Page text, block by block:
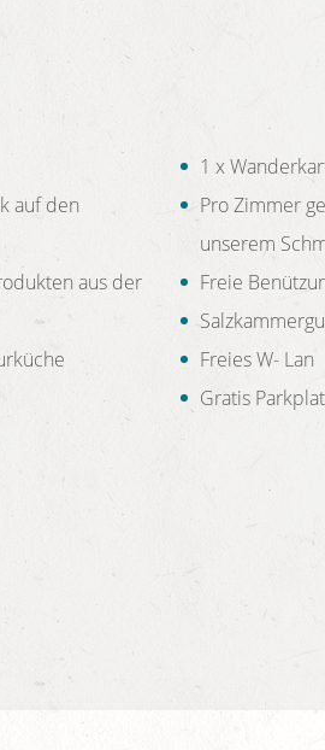
auf den
aus der
1 x
Pro Zimmer
unserem
Freie
Freies W- Lan
Gratis